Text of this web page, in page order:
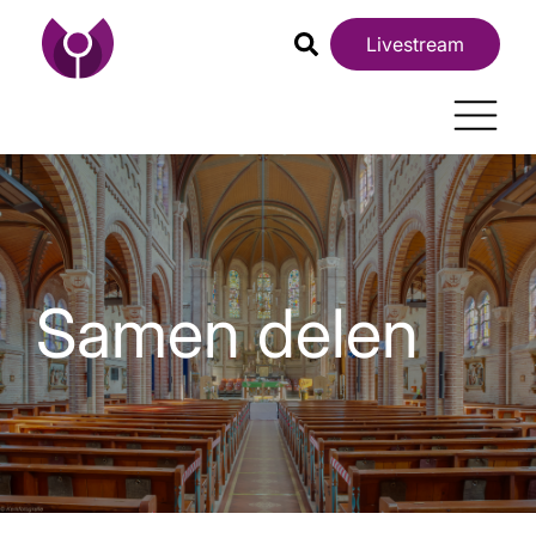
Livestream
Samen delen